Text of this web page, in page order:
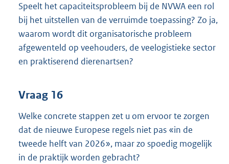
Speelt het capaciteitsprobleem bij de NVWA een rol
bij het uitstellen van de verruimde toepassing? Zo ja,
waarom wordt dit organisatorische probleem
afgewenteld op veehouders, de veelogistieke sector
en praktiserend dierenartsen?
Vraag 16
Welke concrete stappen zet u om ervoor te zorgen
dat de nieuwe Europese regels niet pas «in de
tweede helft van 2026», maar zo spoedig mogelijk
in de praktijk worden gebracht?